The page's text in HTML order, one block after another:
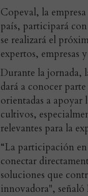
Copeval, la
país, participará
se realizará el
expertos, empresas
Durante la jornada,
dará a conocer
orientadas a
cultivos,
relevantes para la
“La participación
conectar
soluciones que
innovadora",